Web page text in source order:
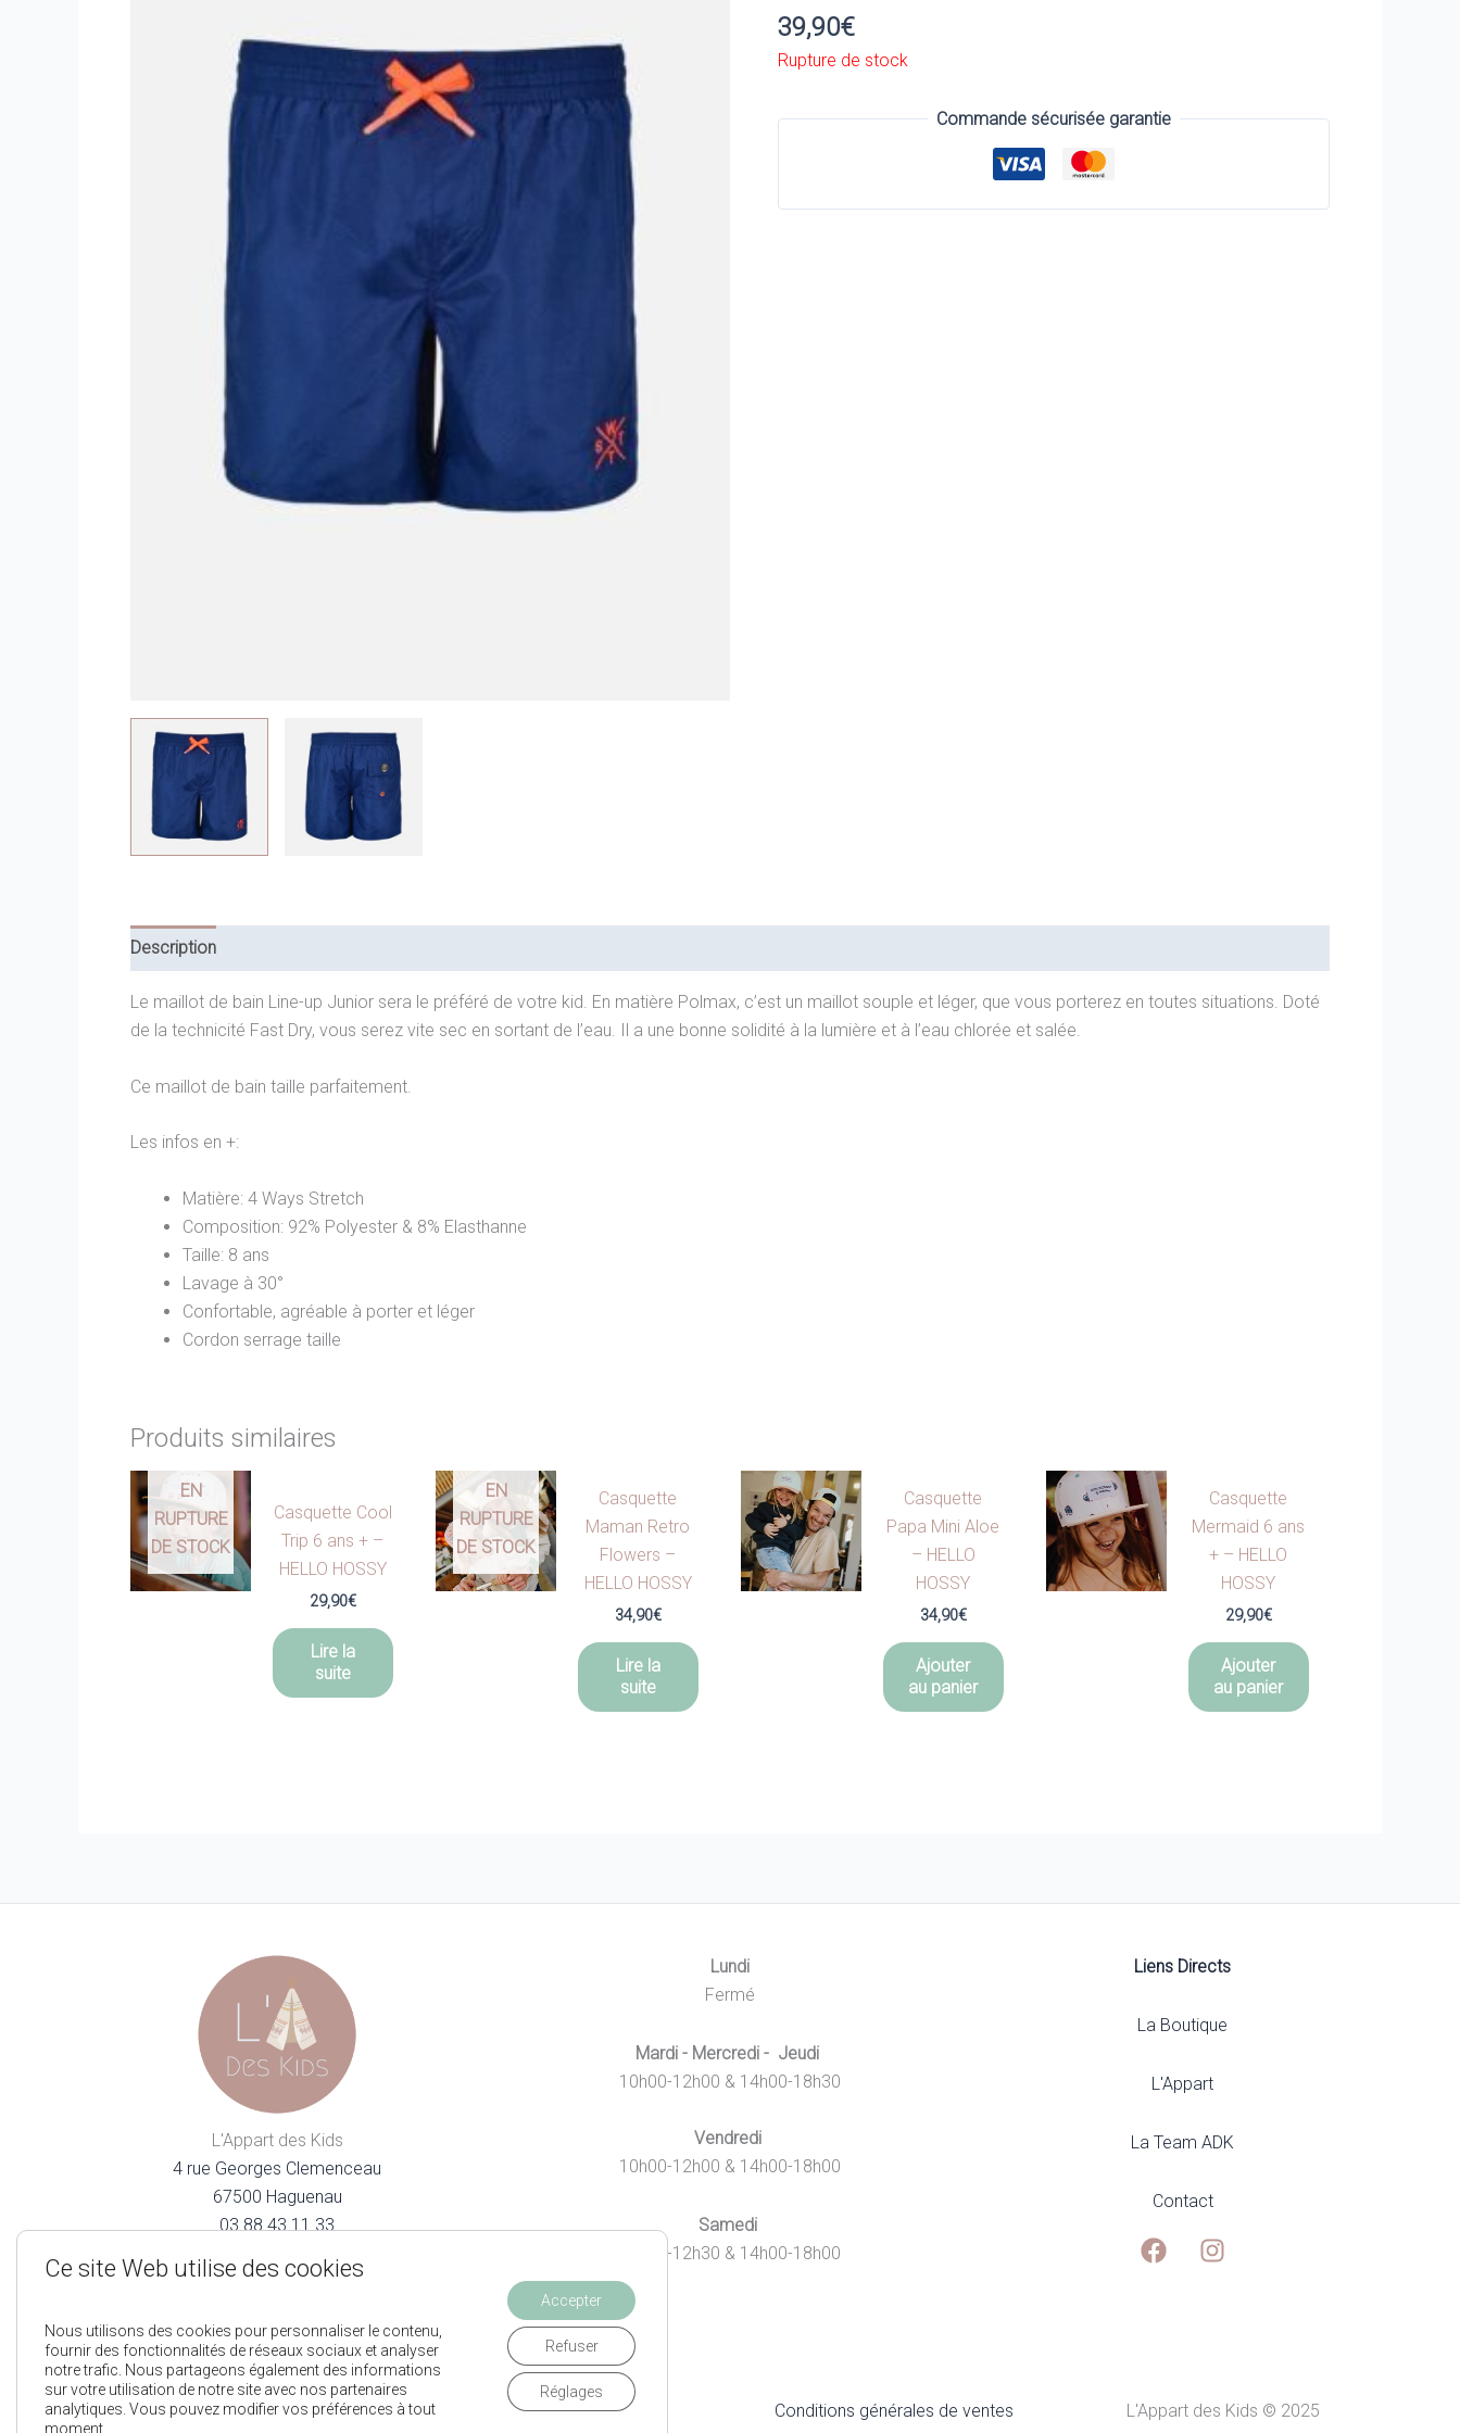
39,90€
Rupture de stock
Commande sécurisée garantie
Description
Le maillot de bain Line-up Junior sera le préféré de votre kid. En matière Polmax, c’est un maillot souple et léger, que vous porterez en toutes situations. Doté
de la technicité Fast Dry, vous serez vite sec en sortant de l’eau. Il a une bonne solidité à la lumière et à l’eau chlorée et salée.
Ce maillot de bain taille parfaitement.
Les infos en +:
Matière: 4 Ways Stretch
Composition: 92% Polyester & 8% Elasthanne
Taille: 8 ans
Lavage à 30°
Confortable, agréable à porter et léger
Cordon serrage taille
Produits similaires
EN
RUPTURE
DE STOCK
Casquette Cool
Trip 6 ans + –
HELLO HOSSY
29,90€
Lire la
suite
EN
RUPTURE
DE STOCK
Casquette
Maman Retro
Flowers –
HELLO HOSSY
34,90€
Lire la
suite
Casquette
Papa Mini Aloe
– HELLO
HOSSY
34,90€
Ajouter
au panier
Casquette
Mermaid 6 ans
+ – HELLO
HOSSY
29,90€
Ajouter
au panier
L'Appart des Kids
4 rue Georges Clemenceau
67500 Haguenau
03.88.43.11.33
Lundi
Fermé
Mardi - Mercredi - Jeudi
10h00-12h00 & 14h00-18h30
Vendredi
10h00-12h00 & 14h00-18h00
Samedi
10h00-12h30 & 14h00-18h00
Liens Directs
La Boutique
L'Appart
La Team ADK
Contact
Mentions Légales Politique de Confidentialité Conditions générales de ventes L'Appart des Kids © 2025
Ce site Web utilise des cookies
Nous utilisons des cookies pour personnaliser le contenu,
fournir des fonctionnalités de réseaux sociaux et analyser
notre trafic. Nous partageons également des informations
sur votre utilisation de notre site avec nos partenaires
analytiques. Vous pouvez modifier vos préférences à tout
moment
Accepter
Refuser
Réglages